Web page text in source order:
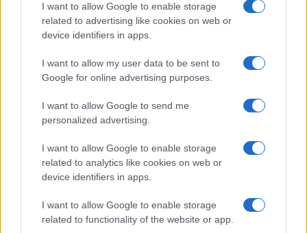
I want to allow Google to enable storage
related to advertising like cookies on web or
device identifiers in apps.
I want to allow my user data to be sent to
Google for online advertising purposes.
I want to allow Google to send me
personalized advertising.
I want to allow Google to enable storage
related to analytics like cookies on web or
device identifiers in apps.
I want to allow Google to enable storage
related to functionality of the website or app.
FILM
Frasi dei film
Frasi film più lette
Incipit dei film
Film più cercati
Frasi sul cinema
SERVIZI
Mappa del sito
Cookie Policy
Frasi suddivise per tema